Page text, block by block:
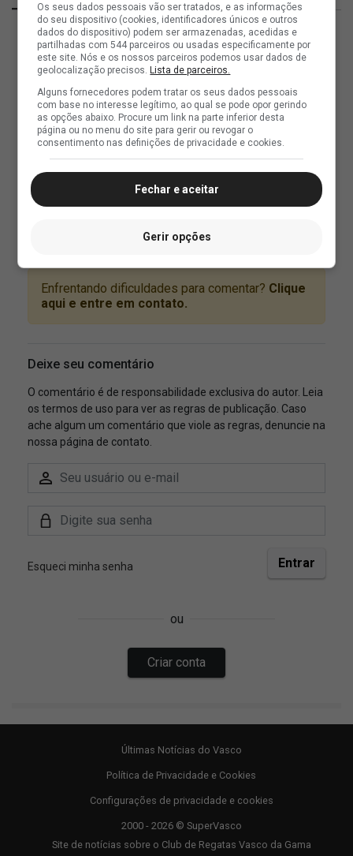
Últimas Notícias do Vasco
Política de Privacidade e Cookies
Configurações de privacidade e cookies
2000 - 2026 © SuperVasco
Site de notícias sobre o Club de Regatas Vasco da Gama
Os seus dados pessoais vão ser tratados, e as informações
do seu dispositivo (cookies, identificadores únicos e outros
dados do dispositivo) podem ser armazenadas, acedidas e
partilhadas com 544 parceiros ou usadas especificamente por
este site. Nós e os nossos parceiros podemos usar dados de
geolocalização precisos.Lista de parceiros.
Alguns fornecedores podem tratar os seus dados pessoais
com base no interesse legítimo, ao qual se pode opor gerindo
as opções abaixo. Procure um link na parte inferior desta
página ou no menu do site para gerir ou revogar o
consentimento nas definições de privacidade e cookies.
Fechar e aceitar
Gerir opções